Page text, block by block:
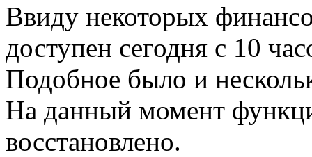
Ввиду некоторых
доступен сегодня с 10
Подобное было и
На данный момент
восстановлено.